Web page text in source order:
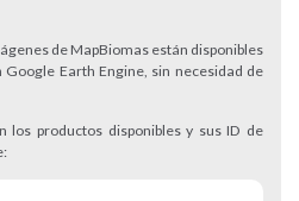
de MapBiomas están disponibles
Earth Engine, sin necesidad de
los productos disponibles y sus ID de